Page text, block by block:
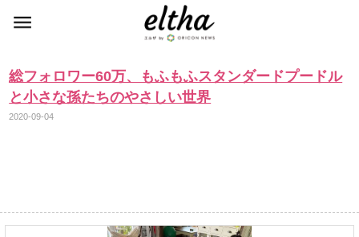
総フォロワー60万、もふもふスタンダードプードル
と小さな孫たちのやさしい世界
2020-09-04